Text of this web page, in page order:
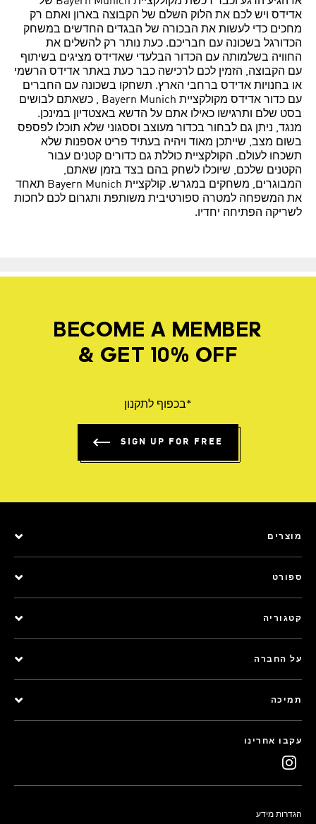
אדידס ויש לכם את הלוק השלם של הקבוצה בארון ואתם רק
מחכים כדי לעשות את הבכורה של הבגדים החדשים במשחק
הכדורגל בשכונה עם חבריכם. כעת נותר רק להשלים את
החוויה בשלמותה עם הכדור הבלעדי שאדידס מציגים בשיתוף
עם הקבוצה, הזמין לכם לרכישה כבר כעת באתר אדידס הרשמי
או בחנויות אדידס ברחבי הארץ. תשחקו בשכונה עם החברים
עם כדור אדידס מקולקציית Bayern Munich , כשאתם לבושים
בסט שלם ותרגישו כאילו אתם על הדשא באצטדיון במינכן.
מנגד, ניתן גם לבחור בכדור מעוצב וססגוני שלא תוכלו לפספס
בשום מצב, שייתכן מאוד ויהיה בעתיד פריט אספנות שלא
תשכחו לעולם. הקולקציית כוללת גם כדורים קטנים עבור
הקטנים שלכם, שיוכלו לשחק בהם בצד בזמן שאתם,
המבוגרים, משחקים במגרש. קולקציית Bayern Munich תאחד
את המשפחה למטרה ספורטיבית משותפת ותגרום לכם לחכות
לשריקה הפתיחה יחדיו.
BECOME A MEMBER
& GET 10% OFF
*בכפוף לתקנון
SIGN UP FOR FREE
מוצרים
ספורט
קטגוריה
על החברה
תמיכה
עקבו אחרינו
הגדרות מידע